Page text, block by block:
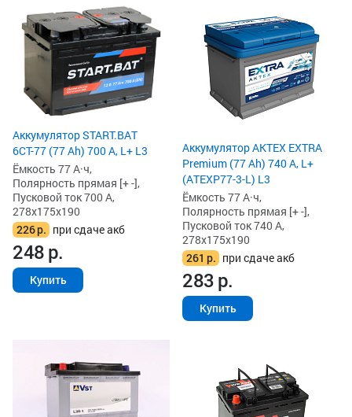
Аккумулятор START.BAT
6СТ-77 (77 Ah) 700 А, L+ L3
Ёмкость 77 А·ч,
Полярность прямая [+ -],
Пусковой ток 700 А,
278x175x190
226р. при сдаче акб
248р.
Купить
Аккумулятор AKTEX EXTRA
Premium (77 Ah) 740 А, L+
(ATEXP77-3-L) L3
Ёмкость 77 А·ч,
Полярность прямая [+ -],
Пусковой ток 740 А,
278x175x190
261 р. при сдаче акб
283р.
Купить